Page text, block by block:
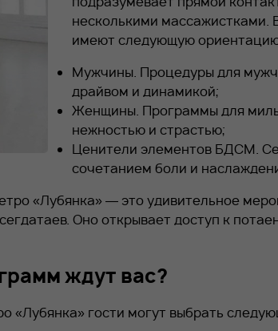
несколькими массажистками.
имеют следующую
Мужчины. Процедуры для
драйвом и динамикой;
Женщины. Программы для
нежностью и страстью;
Ценители элементов БДСМ.
сочетанием боли и
«Лубянка» — это удивительное
Оно открывает доступ к
ждут вас?
«Лубянка» гости могут выбрать